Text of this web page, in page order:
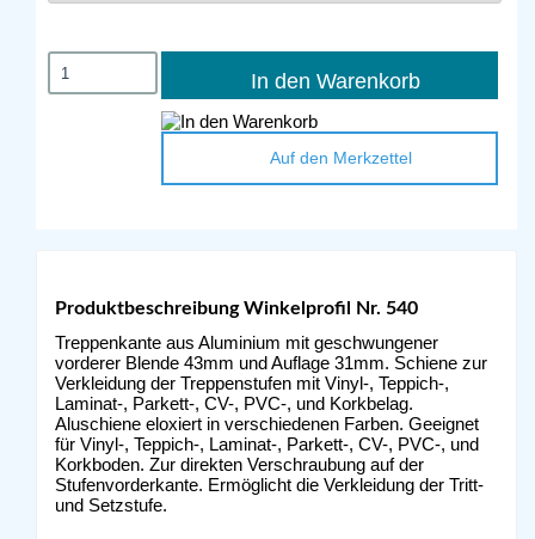
In den Warenkorb
Auf den Merkzettel
Produktbeschreibung Winkelprofil Nr. 540
Treppenkante aus Aluminium mit geschwungener
vorderer Blende 43mm und Auflage 31mm. Schiene zur
Verkleidung der Treppenstufen mit Vinyl-, Teppich-,
Laminat-, Parkett-, CV-, PVC-, und Korkbelag.
Aluschiene eloxiert in verschiedenen Farben. Geeignet
für Vinyl-, Teppich-, Laminat-, Parkett-, CV-, PVC-, und
Korkboden. Zur direkten Verschraubung auf der
Stufenvorderkante. Ermöglicht die Verkleidung der Tritt-
und Setzstufe.